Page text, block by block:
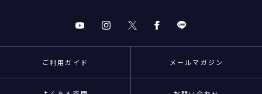
ご利用ガイド メールマガジン